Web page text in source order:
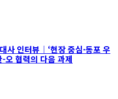
사 인터뷰｜‘현장 중심·동포 우
오 협력의 다음 과제